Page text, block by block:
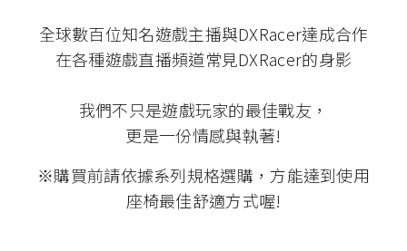
全球數百位知名遊戲主播與DXRacer達成合作
在各種遊戲直播頻道常見DXRacer的身影
我們不只是遊戲玩家的最佳戰友，
更是一份情感與執著!
※購買前請依據系列規格選購，方能達到使用
座椅最佳舒適方式喔!